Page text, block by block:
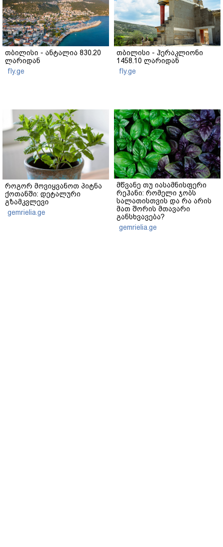
თბილისი - ანტალია 830.20
ლარიდან
fly.ge
თბილისი - ჰერაკლიონი
1458.10 ლარიდან
fly.ge
როგორ მოვიყვანოთ პიტნა
ქოთანში: დეტალური
გზამკვლევი
gemrielia.ge
მწვანე თუ იასამნისფერი
რეჰანი: რომელი ჯობს
სალათისთვის და რა არის
მათ შორის მთავარი
განსხვავება?
gemrielia.ge